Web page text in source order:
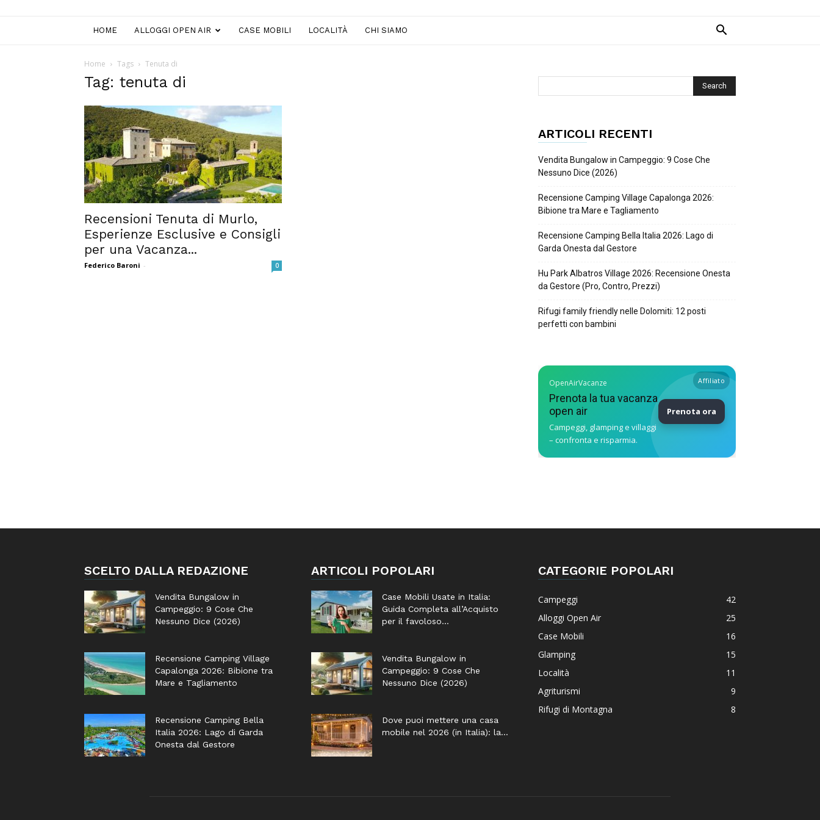
HOME ALLOGGI OPEN AIR CASE MOBILI LOCALITÀ CHI SIAMO
Home Tags Tenuta di
Tag: tenuta di
Recensioni Tenuta di Murlo,
Esperienze Esclusive e Consigli
per una Vacanza...
Federico Baroni - 0
ARTICOLI RECENTI
Vendita Bungalow in Campeggio: 9 Cose Che
Nessuno Dice (2026)
Recensione Camping Village Capalonga 2026:
Bibione tra Mare e Tagliamento
Recensione Camping Bella Italia 2026: Lago di
Garda Onesta dal Gestore
Hu Park Albatros Village 2026: Recensione Onesta
da Gestore (Pro, Contro, Prezzi)
Rifugi family friendly nelle Dolomiti: 12 posti
perfetti con bambini
Affiliato
OpenAirVacanze
Prenota la tua vacanza
open air
Campeggi, glamping e villaggi
– confronta e risparmia.
Prenota ora
SCELTO DALLA REDAZIONE
Vendita Bungalow in
Campeggio: 9 Cose Che
Nessuno Dice (2026)
Recensione Camping Village
Capalonga 2026: Bibione tra
Mare e Tagliamento
Recensione Camping Bella
Italia 2026: Lago di Garda
Onesta dal Gestore
ARTICOLI POPOLARI
Case Mobili Usate in Italia:
Guida Completa all’Acquisto
per il favoloso...
Vendita Bungalow in
Campeggio: 9 Cose Che
Nessuno Dice (2026)
Dove puoi mettere una casa
mobile nel 2026 (in Italia): la...
CATEGORIE POPOLARI
Campeggi
42
Alloggi Open Air
25
Case Mobili
16
Glamping
15
Località
11
Agriturismi
9
Rifugi di Montagna
8